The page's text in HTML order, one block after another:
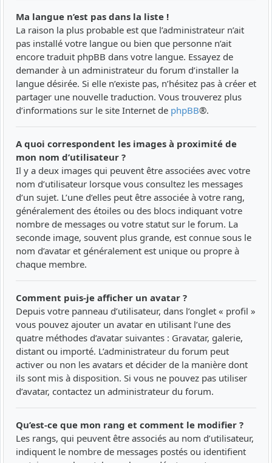
Ma langue n’est pas dans la liste !
La raison la plus probable est que l’administrateur n’ait
pas installé votre langue ou bien que personne n’ait
encore traduit phpBB dans votre langue. Essayez de
demander à un administrateur du forum d’installer la
langue désirée. Si elle n’existe pas, n’hésitez pas à créer et
partager une nouvelle traduction. Vous trouverez plus
d’informations sur le site Internet de phpBB®.
A quoi correspondent les images à proximité de
mon nom d’utilisateur ?
Il y a deux images qui peuvent être associées avec votre
nom d’utilisateur lorsque vous consultez les messages
d’un sujet. L’une d’elles peut être associée à votre rang,
généralement des étoiles ou des blocs indiquant votre
nombre de messages ou votre statut sur le forum. La
seconde image, souvent plus grande, est connue sous le
nom d’avatar et généralement est unique ou propre à
chaque membre.
Comment puis-je afficher un avatar ?
Depuis votre panneau d’utilisateur, dans l’onglet « profil »
vous pouvez ajouter un avatar en utilisant l’une des
quatre méthodes d’avatar suivantes : Gravatar, galerie,
distant ou importé. L’administrateur du forum peut
activer ou non les avatars et décider de la manière dont
ils sont mis à disposition. Si vous ne pouvez pas utiliser
d’avatar, contactez un administrateur du forum.
Qu’est-ce que mon rang et comment le modifier ?
Les rangs, qui peuvent être associés au nom d’utilisateur,
indiquent le nombre de messages postés ou identifient